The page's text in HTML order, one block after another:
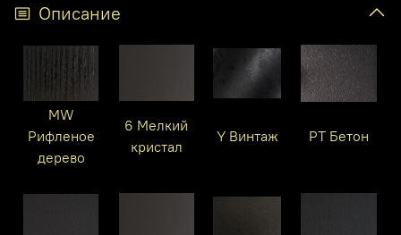
Описание
MW
Рифленое
дерево
6 Мелкий
кристал
Y Винтаж PT Бетон